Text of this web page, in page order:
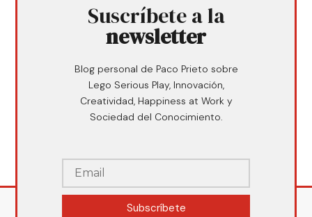
Suscríbete a la
newsletter
Blog personal de Paco Prieto sobre
Lego Serious Play, Innovación,
Creatividad, Happiness at Work y
Sociedad del Conocimiento.
Subscríbete